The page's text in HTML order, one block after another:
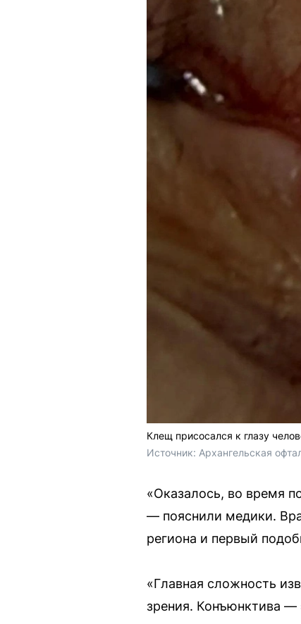
Клещ присосался к глазу
Источник: Архангельская
«Оказалось, во время
— пояснили медики.
региона и первый
«Главная сложность
зрения. Конъюнктива —